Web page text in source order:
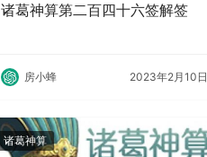
诸葛神算第二百四十六签解签
房小蜂 2023年2月10日
诸葛神算